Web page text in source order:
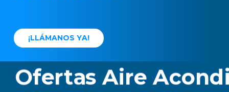
¡LLÁMANOS YA!
Aire